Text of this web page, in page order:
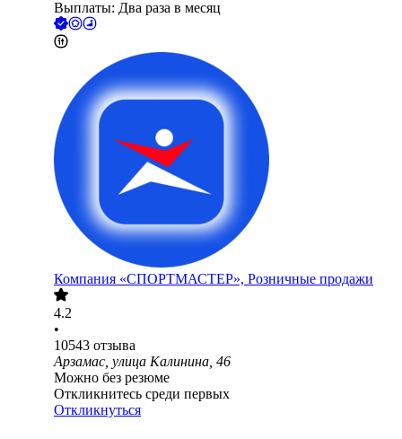
Выплаты: Два раза в месяц
Компания «СПОРТМАСТЕР», Розничные продажи
4.2
•
10543 отзыва
Арзамас, улица Калинина, 46
Можно без резюме
Откликнитесь среди первых
Откликнуться